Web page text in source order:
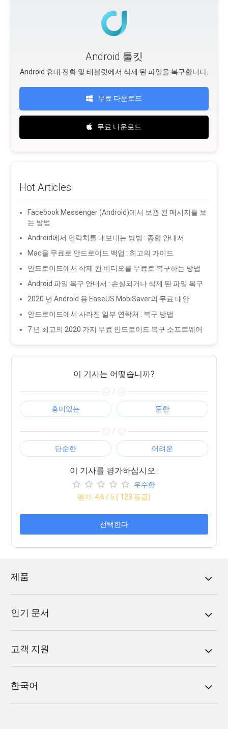
Android 툴킷
Android 휴대 전화 및 태블릿에서 삭제 된 파일을 복구합니다.
무료 다운로드
무료 다운로드
Hot Articles
Facebook Messenger (Android)에서 보관 된 메시지를 보
는 방법
Android에서 연락처를 내보내는 방법 : 종합 안내서
Mac을 무료로 안드로이드 백업 : 최고의 가이드
안드로이드에서 삭제 된 비디오를 무료로 복구하는 방법
Android 파일 복구 안내서 : 손실되거나 삭제 된 파일 복구
2020 년 Android 용 EaseUS MobiSaver의 무료 대안
안드로이드에서 사라진 일부 연락처 : 복구 방법
7 년 최고의 2020 가지 무료 안드로이드 복구 소프트웨어
이 기사는 어떻습니까?
/
흥미있는 둔한
/
단순한 어려운
이 기사를 평가하십시오 :
우수한
평가: 4.6 / 5 ( 123 등급)
선택한다
제품
인기 문서
고객 지원
한국어